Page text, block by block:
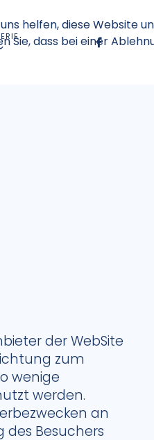
der WebSite
zum
wenige
werden.
an
des Besuchers
helfen, diese Website
Sie, dass bei einer